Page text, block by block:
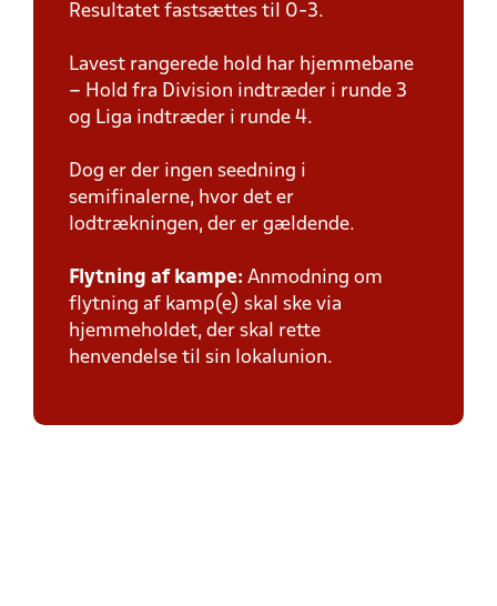
Resultatet fastsættes til 0-3.
Lavest rangerede hold har hjemmebane
– Hold fra Division indtræder i runde 3
og Liga indtræder i runde 4.
Dog er der ingen seedning i
semifinalerne, hvor det er
lodtrækningen, der er gældende.
Flytning af kampe: Anmodning om
flytning af kamp(e) skal ske via
hjemmeholdet, der skal rette
henvendelse til sin lokalunion.